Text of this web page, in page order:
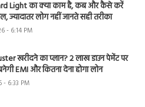
Light का क्या काम है, कब और कैसे करें
ज्यादातर लोग नहीं जानते सही तरीका
- 6:14 PM
खरीदने का प्लान? 2 लाख डाउन पेमेंट पर
EMI और कितना देना होगा लोन
- 6:33 PM